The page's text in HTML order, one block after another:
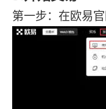
第一步：在欧易